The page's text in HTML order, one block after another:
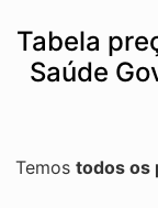
Tabela
Saúde
Temos todos os